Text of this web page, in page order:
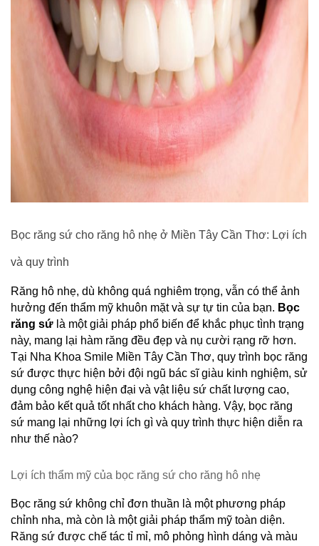
Bọc răng sứ cho răng hô nhẹ ở Miền Tây Cần Thơ: Lợi ích
và quy trình
Răng hô nhẹ, dù không quá nghiêm trọng, vẫn có thể ảnh
hưởng đến thẩm mỹ khuôn mặt và sự tự tin của bạn. Bọc
răng sứ là một giải pháp phổ biến để khắc phục tình trạng
này, mang lại hàm răng đều đẹp và nụ cười rạng rỡ hơn.
Tại Nha Khoa Smile Miền Tây Cần Thơ, quy trình bọc răng
sứ được thực hiện bởi đội ngũ bác sĩ giàu kinh nghiệm, sử
dụng công nghệ hiện đại và vật liệu sứ chất lượng cao,
đảm bảo kết quả tốt nhất cho khách hàng. Vậy, bọc răng
sứ mang lại những lợi ích gì và quy trình thực hiện diễn ra
như thế nào?
Lợi ích thẩm mỹ của bọc răng sứ cho răng hô nhẹ
Bọc răng sứ không chỉ đơn thuần là một phương pháp
chỉnh nha, mà còn là một giải pháp thẩm mỹ toàn diện.
Răng sứ được chế tác tỉ mỉ, mô phỏng hình dáng và màu